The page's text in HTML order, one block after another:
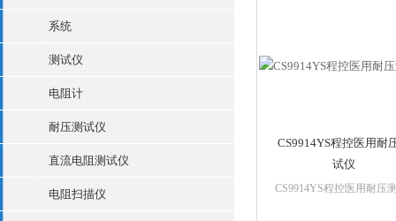
系统
测试仪
电阻计
耐压测试仪
直流电阻测试仪
电阻扫描仪
CS9914YS程控医用耐
试仪
CS9914YS程控医用耐压